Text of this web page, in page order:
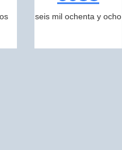
seis mil ochenta y ocho